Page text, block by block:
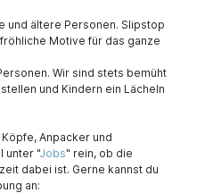
und ältere Personen. Slipstop
Motive für das ganze
Wir sind stets bemüht
und Kindern ein Lächeln
Anpacker und
unter "Jobs" rein, ob die
dabei ist. Gerne kannst du
an: